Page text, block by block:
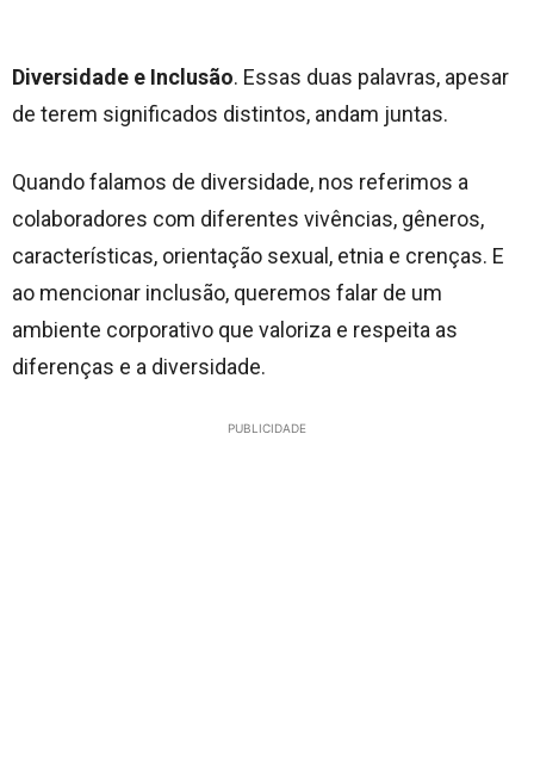
Diversidade e Inclusão. Essas duas palavras, apesar
de terem significados distintos, andam juntas.
Quando falamos de diversidade, nos referimos a
colaboradores com diferentes vivências, gêneros,
características, orientação sexual, etnia e crenças. E
ao mencionar inclusão, queremos falar de um
ambiente corporativo que valoriza e respeita as
diferenças e a diversidade.
PUBLICIDADE